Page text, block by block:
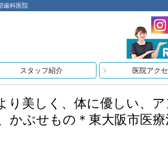
歯科医院
スタッフ紹介 医院アク
り美しく、体に優しい、
かぶせもの＊東大阪市医療